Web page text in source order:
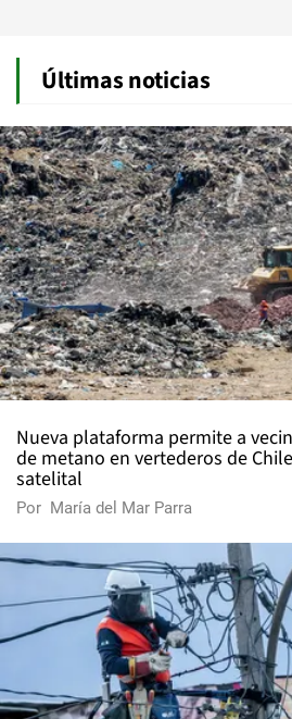
Últimas noticias
Nueva plataforma permite a
de metano en vertederos de
satelital
Por María del Mar Parra